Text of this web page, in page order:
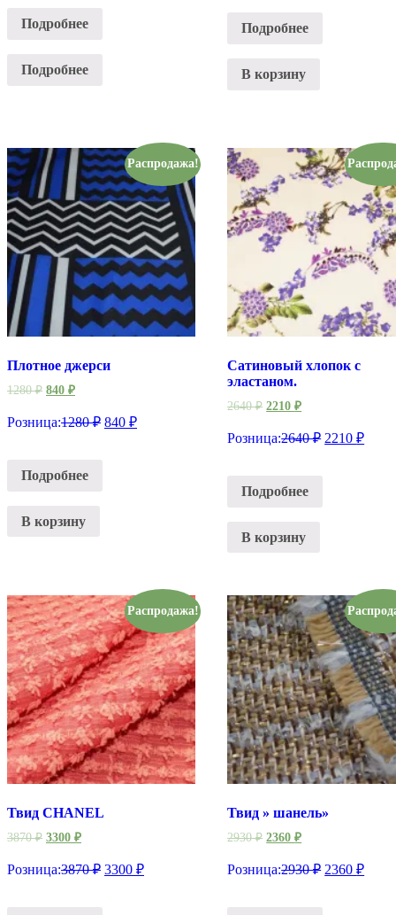
Подробнее
Подробнее
Подробнее
В корзину
Распродажа!
Плотное джерси
1280₽ 840 ₽
Розница:1280₽ 840 ₽
Подробнее
В корзину
Сатиновый хлопок с
эластаном.
2640₽ 2210₽
Розница:2640₽ 2210₽
Подробнее
В корзину
Распродажа!
Твид CHANEL
3870₽ 3300 ₽
Розница:3870₽ 3300 ₽
Твид » шанель»
2930₽ 2360₽
Розница:2930₽ 2360₽